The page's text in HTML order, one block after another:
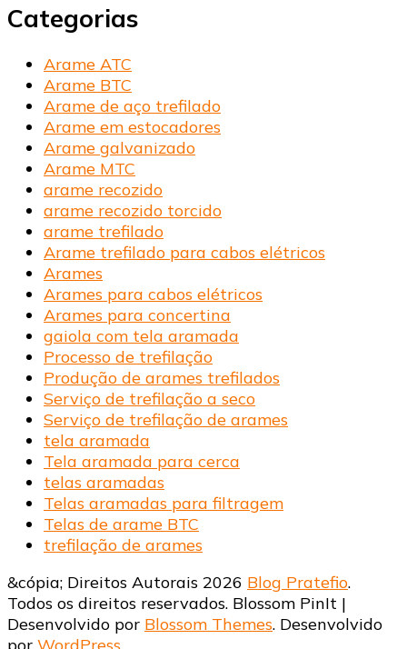
Categorias
Arame ATC
Arame BTC
Arame de aço trefilado
Arame em estocadores
Arame galvanizado
Arame MTC
arame recozido
arame recozido torcido
arame trefilado
Arame trefilado para cabos elétricos
Arames
Arames para cabos elétricos
Arames para concertina
gaiola com tela aramada
Processo de trefilação
Produção de arames trefilados
Serviço de trefilação a seco
Serviço de trefilação de arames
tela aramada
Tela aramada para cerca
telas aramadas
Telas aramadas para filtragem
Telas de arame BTC
trefilação de arames
&cópia; Direitos Autorais 2026 Blog Pratefio.
Todos os direitos reservados. Blossom PinIt |
Desenvolvido por Blossom Themes. Desenvolvido